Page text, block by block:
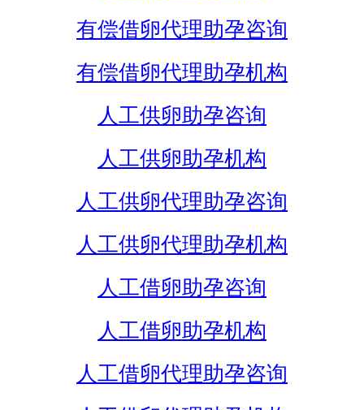
有偿借卵代理助孕咨询
有偿借卵代理助孕机构
人工供卵助孕咨询
人工供卵助孕机构
人工供卵代理助孕咨询
人工供卵代理助孕机构
人工借卵助孕咨询
人工借卵助孕机构
人工借卵代理助孕咨询